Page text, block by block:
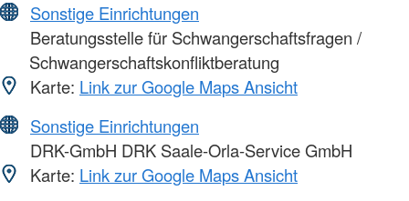
Sonstige Einrichtungen
Beratungsstelle für Schwangerschaftsfragen /
Schwangerschaftskonfliktberatung
Karte: Link zur Google Maps Ansicht
Sonstige Einrichtungen
DRK-GmbH DRK Saale-Orla-Service GmbH
Karte: Link zur Google Maps Ansicht